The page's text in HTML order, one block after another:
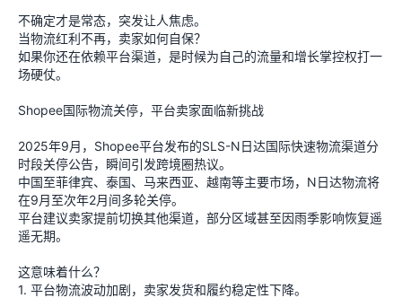
不确定才是常态，突发让人焦虑。
当物流红利不再，卖家如何自保？
如果你还在依赖平台渠道，是时候为自己的流量和增长掌控权打一
场硬仗。
Shopee国际物流关停，平台卖家面临新挑战
2025年9月，Shopee平台发布的SLS-N日达国际快速物流渠道分
时段关停公告，瞬间引发跨境圈热议。
中国至菲律宾、泰国、马来西亚、越南等主要市场，N日达物流将
在9月至次年2月间多轮关停。
平台建议卖家提前切换其他渠道，部分区域甚至因雨季影响恢复遥
遥无期。
这意味着什么？
1. 平台物流波动加剧，卖家发货和履约稳定性下降。